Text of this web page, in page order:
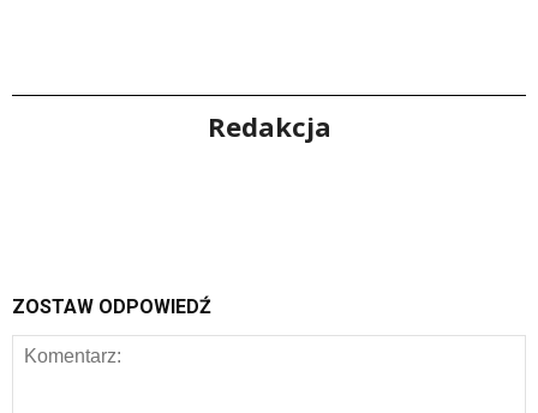
Redakcja
ZOSTAW ODPOWIEDŹ